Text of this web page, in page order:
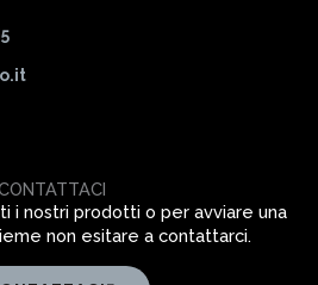
i nostri prodotti o per avviare una
non esitare a contattarci.